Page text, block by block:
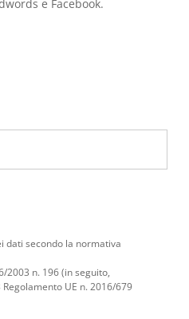
e Facebook.
dati secondo la normativa
2003 n. 196 (in seguito,
Regolamento UE n. 2016/679